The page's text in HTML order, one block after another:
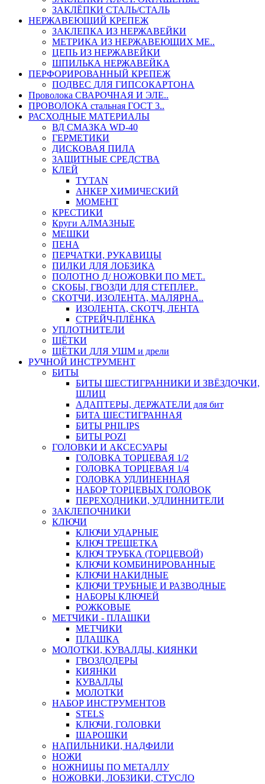
ЗАКЛЁПКИ СТАЛЬ/СТАЛЬ
НЕРЖАВЕЮЩИЙ КРЕПЕЖ
ЗАКЛЕПКА ИЗ НЕРЖАВЕЙКИ
МЕТРИКА ИЗ НЕРЖАВЕЮЩИХ МЕ..
ЦЕПЬ ИЗ НЕРЖАВЕЙКИ
ШПИЛЬКА НЕРЖАВЕЙКА
ПЕРФОРИРОВАННЫЙ КРЕПЕЖ
ПОДВЕС ДЛЯ ГИПСОКАРТОНА
Проволока СВАРОЧНАЯ И ЭЛЕ..
ПРОВОЛОКА стальная ГОСТ 3..
РАСХОДНЫЕ МАТЕРИАЛЫ
ВД СМАЗКА WD-40
ГЕРМЕТИКИ
ДИСКОВАЯ ПИЛА
ЗАЩИТНЫЕ СРЕДСТВА
КЛЕЙ
TYTAN
АНКЕР ХИМИЧЕСКИЙ
МОМЕНТ
КРЕСТИКИ
Круги АЛМАЗНЫЕ
МЕШКИ
ПЕНА
ПЕРЧАТКИ, РУКАВИЦЫ
ПИЛКИ ДЛЯ ЛОБЗИКА
ПОЛОТНО Д/ НОЖОВКИ ПО МЕТ..
СКОБЫ, ГВОЗДИ ДЛЯ СТЕПЛЕР..
СКОТЧИ, ИЗОЛЕНТА, МАЛЯРНА..
ИЗОЛЕНТА, СКОТЧ, ЛЕНТА
СТРЕЙЧ-ПЛЁНКА
УПЛОТНИТЕЛИ
ЩЁТКИ
ЩЁТКИ ДЛЯ УШМ и дрели
РУЧНОЙ ИНСТРУМЕНТ
БИТЫ
БИТЫ ШЕСТИГРАННИКИ И ЗВЁЗДОЧКИ,
ШЛИЦ
АДАПТЕРЫ, ДЕРЖАТЕЛИ для бит
БИТА ШЕСТИГРАННАЯ
БИТЫ PHILIPS
БИТЫ POZI
ГОЛОВКИ И АКСЕСУАРЫ
ГОЛОВКА ТОРЦЕВАЯ 1/2
ГОЛОВКА ТОРЦЕВАЯ 1/4
ГОЛОВКА УДЛИНЕННАЯ
НАБОР ТОРЦЕВЫХ ГОЛОВОК
ПЕРЕХОДНИКИ, УДЛИННИТЕЛИ
ЗАКЛЕПОЧНИКИ
КЛЮЧИ
КЛЮЧИ УДАРНЫЕ
КЛЮЧ ТРЕЩЕТКА
КЛЮЧ ТРУБКА (ТОРЦЕВОЙ)
КЛЮЧИ КОМБИНИРОВАННЫЕ
КЛЮЧИ НАКИДНЫЕ
КЛЮЧИ ТРУБНЫЕ И РАЗВОДНЫЕ
НАБОРЫ КЛЮЧЕЙ
РОЖКОВЫЕ
МЕТЧИКИ - ПЛАШКИ
МЕТЧИКИ
ПЛАШКА
МОЛОТКИ, КУВАЛДЫ, КИЯНКИ
ГВОЗДОДЕРЫ
КИЯНКИ
КУВАЛДЫ
МОЛОТКИ
НАБОР ИНСТРУМЕНТОВ
STELS
КЛЮЧИ, ГОЛОВКИ
ШАРОШКИ
НАПИЛЬНИКИ, НАДФИЛИ
НОЖИ
НОЖНИЦЫ ПО МЕТАЛЛУ
НОЖОВКИ, ЛОБЗИКИ, СТУСЛО